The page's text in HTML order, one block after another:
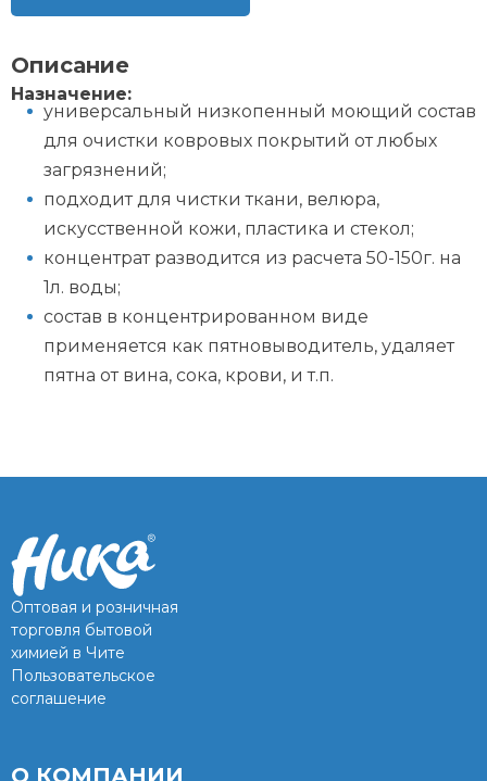
Описание
Назначение:
универсальный низкопенный моющий состав
для очистки ковровых покрытий от любых
загрязнений;
подходит для чистки ткани, велюра,
искусственной кожи, пластика и стекол;
концентрат разводится из расчета 50-150г. на
1л. воды;
состав в концентрированном виде
применяется как пятновыводитель, удаляет
пятна от вина, сока, крови, и т.п.
Оптовая и розничная
торговля бытовой
химией в Чите
Пользовательское
соглашение
О КОМПАНИИ